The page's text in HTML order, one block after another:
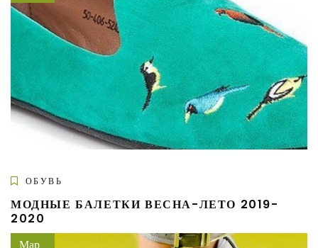
ОБУВЬ
МОДНЫЕ БАЛЕТКИ ВЕСНА-ЛЕТО 2019-
2020
Мар